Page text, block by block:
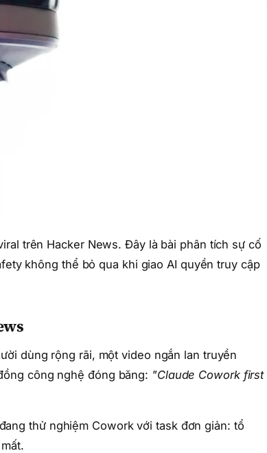
trên Hacker News. Đây là bài phân tích sự cố
không thể bỏ qua khi giao AI quyền truy cập
dùng rộng rãi, một video ngắn lan truyền
công nghệ đóng băng: "Claude Cowork first
thử nghiệm Cowork với task đơn giản: tổ